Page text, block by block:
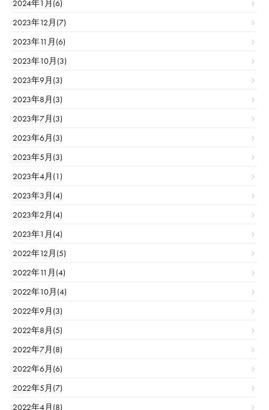
2024年1月(6)
2023年12月(7)
2023年11月(6)
2023年10月(3)
2023年9月(3)
2023年8月(3)
2023年7月(3)
2023年6月(3)
2023年5月(3)
2023年4月(1)
2023年3月(4)
2023年2月(4)
2023年1月(4)
2022年12月(5)
2022年11月(4)
2022年10月(4)
2022年9月(3)
2022年8月(5)
2022年7月(8)
2022年6月(6)
2022年5月(7)
2022年4月(8)